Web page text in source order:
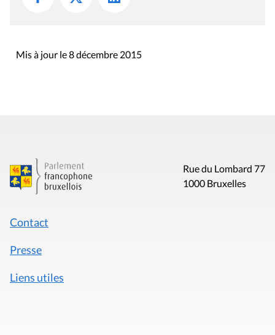
Mis à jour le 8 décembre 2015
Rue du Lombard 77
1000 Bruxelles
Contact
Presse
Liens utiles